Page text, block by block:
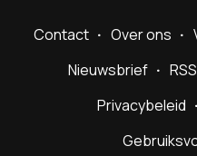
Contact Over ons
Nieuwsbrief
RSS
Privacybeleid